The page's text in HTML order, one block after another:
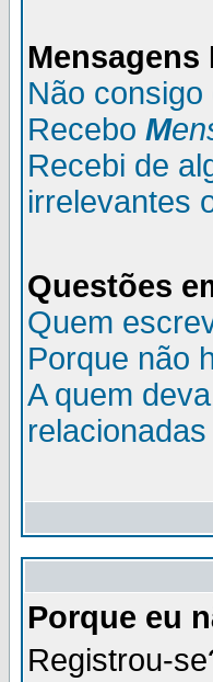
Mensagens
Não consigo
Recebo M
Recebi de
irrelevantes
Questões
Quem
Porque não
A quem
Porque eu
Registrou-